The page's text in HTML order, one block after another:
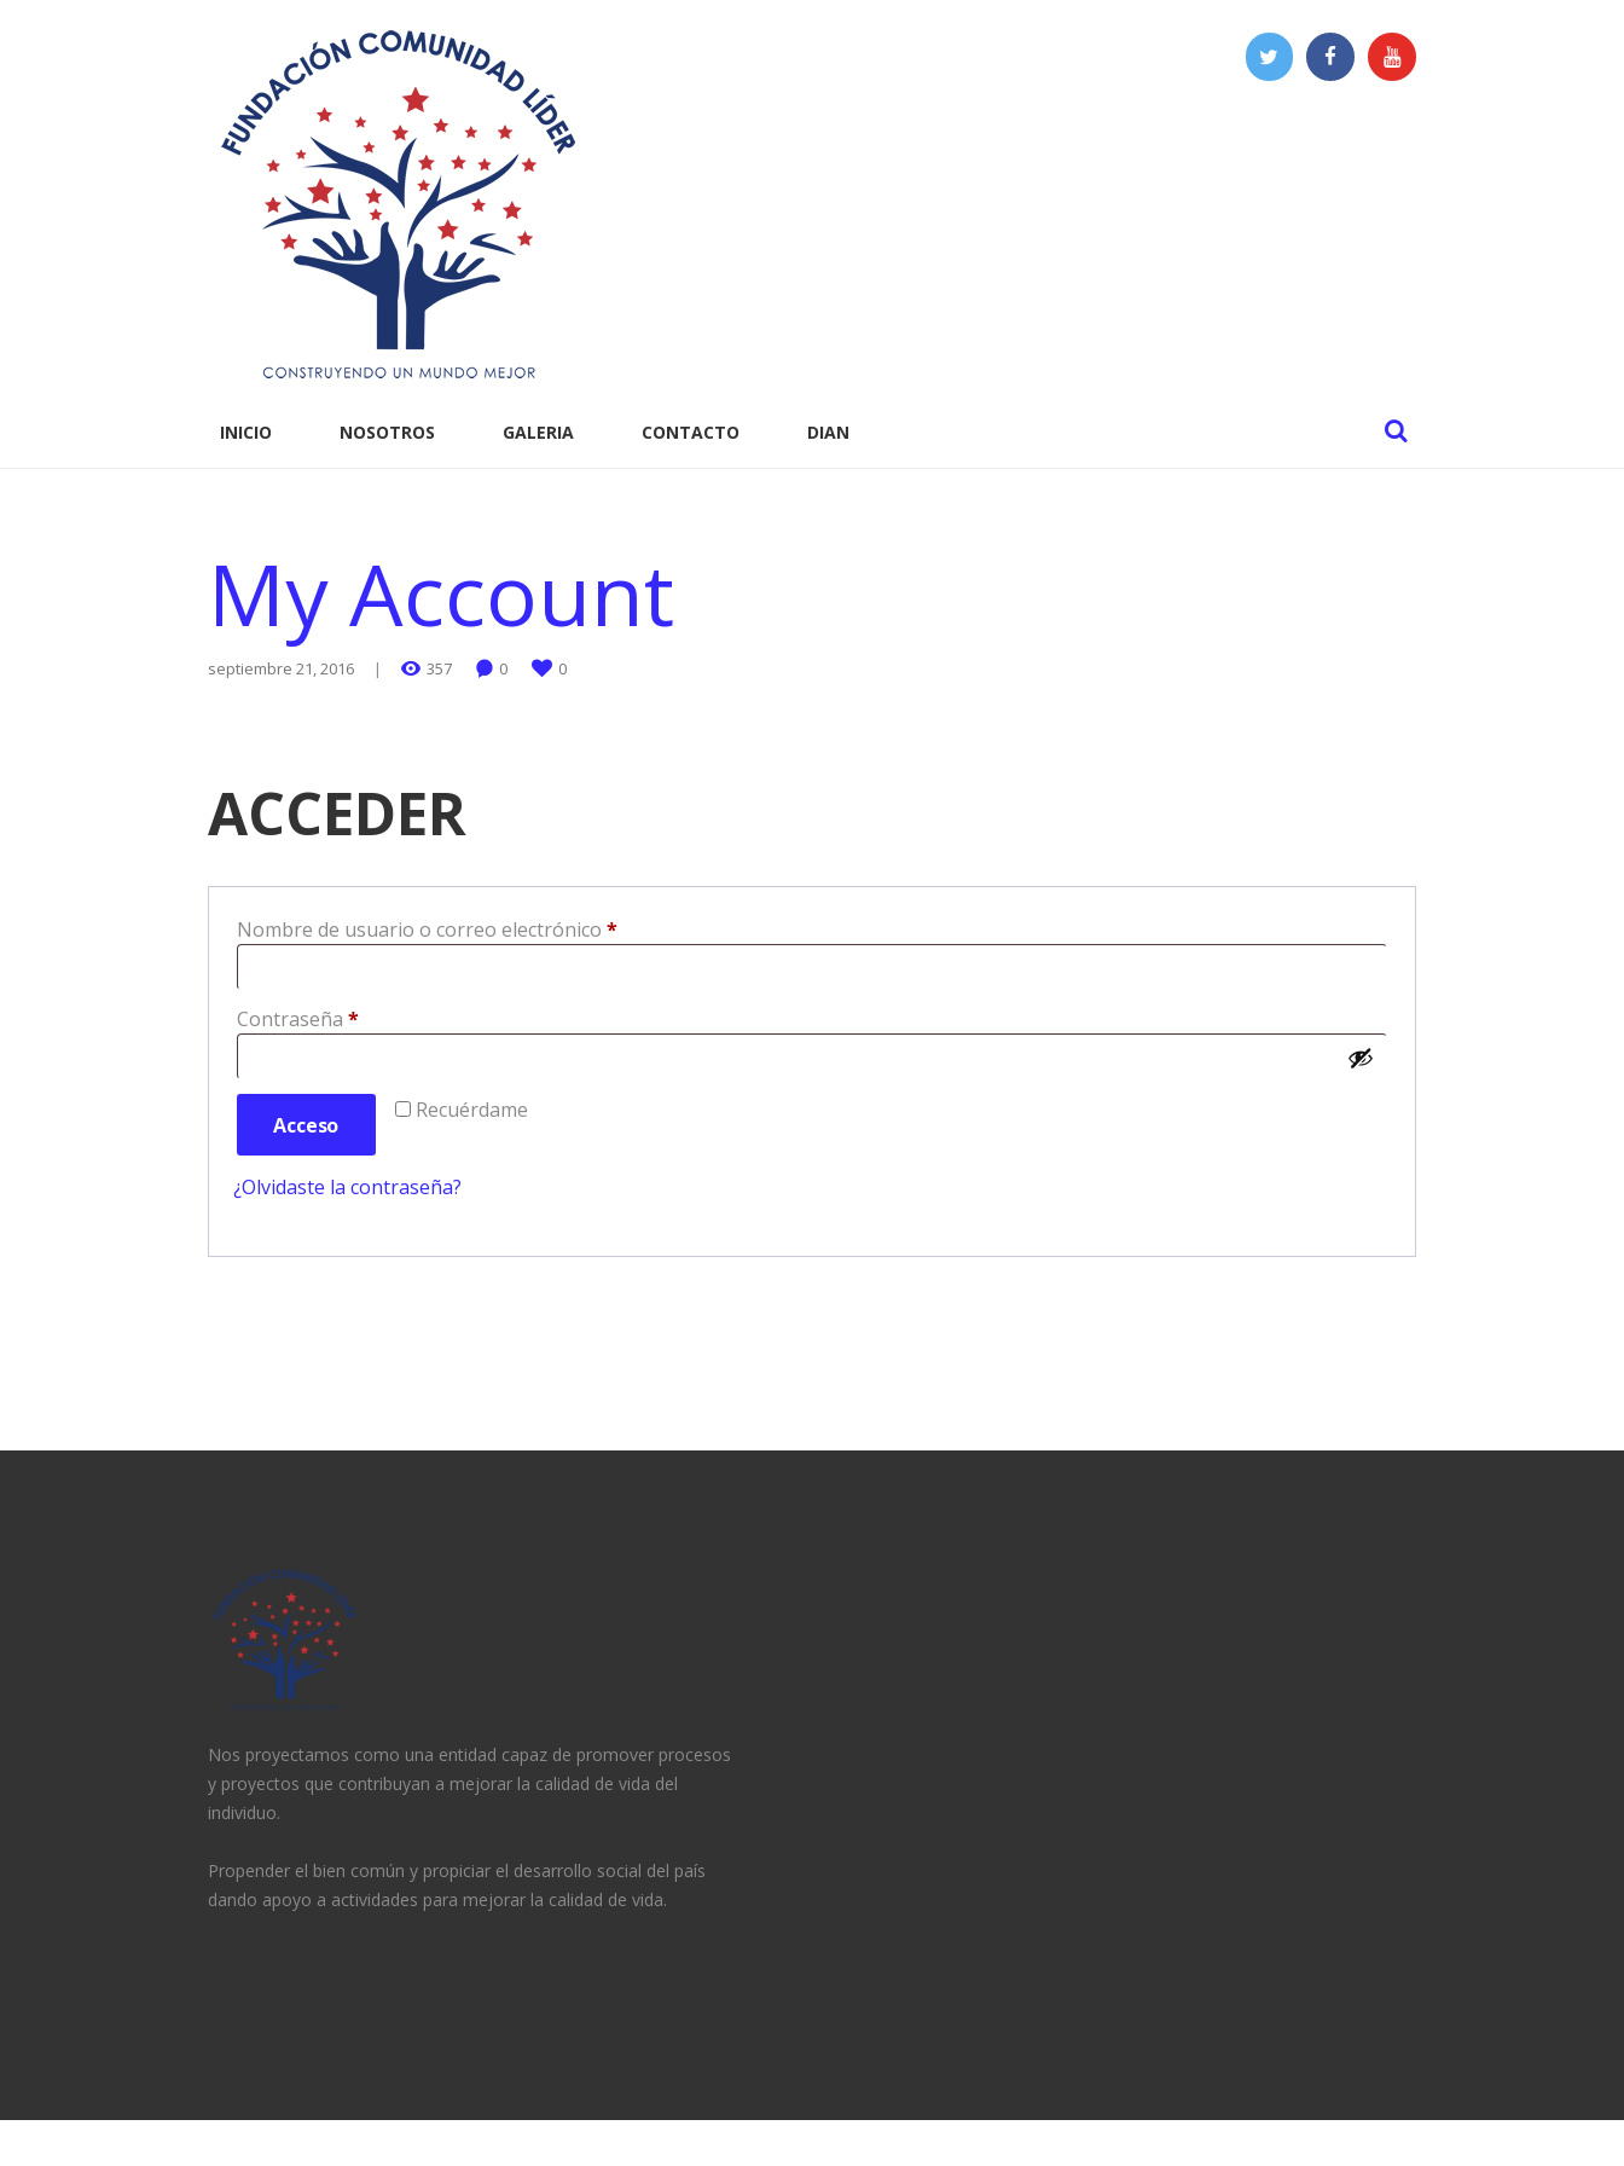
INICIO NOSOTROS GALERIA CONTACTO DIAN
My Account
septiembre 21, 2016 357 0 0
ACCEDER
Nombre de usuario o correo electrónico *Obligatorio
Contraseña *Obligatorio
Recuérdame
Acceso
¿Olvidaste la contraseña?
Nos proyectamos como una entidad capaz de promover procesos
y proyectos que contribuyan a mejorar la calidad de vida del
individuo.
Propender el bien común y propiciar el desarrollo social del país
dando apoyo a actividades para mejorar la calidad de vida.